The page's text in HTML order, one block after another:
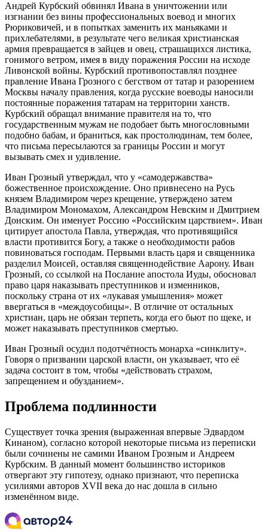
Андрей Курбский обвинял Ивана в уничтожении или
изгнании без вины профессиональных воевод и многих
Рюриковичей, и в попытках заменить их маньяками и
прихлебателями, в результате чего великая христианская
армия превращается в зайцев и овец, страшащихся листика,
гонимого ветром, имея в виду поражения России на исходе
Ливонской войны. Курбский противопоставлял позднее
правление Ивана Грозного с бегством от татар и разорением
Москвы началу правления, когда русские воеводы наносили
постоянные поражения татарам на территории ханств.
Курбский обращал внимание правителя на то, что
государственным мужам не подобает быть многословными
подобно бабам, и браниться, как простолюдинам, тем более,
что письма пересылаются за границы России и могут
вызывать смех и удивление.
Иван Грозный утверждал, что у «самодержавства»
божественное происхождение. Оно привнесено на Русь
князем Владимиром через крещение, утверждено затем
Владимиром Мономахом, Александром Невским и Дмитрием
Донским. Он именует Россию «Российским царствием». Иван
цитирует апостола Павла, утверждая, что противящийся
власти противится Богу, а также о необходимости рабов
повиноваться господам. Первыми власть царя и священника
разделил Моисей, оставляя священнодействие Аарону. Иван
Грозный, со ссылкой на Послание апостола Иуды, обосновал
право царя наказывать преступников и изменников,
поскольку страна от их «лукавая умышления» может
ввергаться в «междоусобицы». В отличие от остальных
христиан, царь не обязан терпеть, когда его бьют по щеке, и
может наказывать преступников смертью.
Иван Грозный осудил подотчётность монарха «синклиту».
Говоря о призвании царской власти, он указывает, что её
задача состоит в том, чтобы «действовать страхом,
запрещением и обузданием».
Проблема подлинности
Существует точка зрения (выраженная впервые Эдвардом
Кинаном), согласно которой некоторые письма из переписки
были сочинены не самими Иваном Грозным и Андреем
Курбским. В данный момент большинство историков
отвергают эту гипотезу, однако признают, что переписка
усилиями авторов XVII века до нас дошла в сильно
изменённом виде.